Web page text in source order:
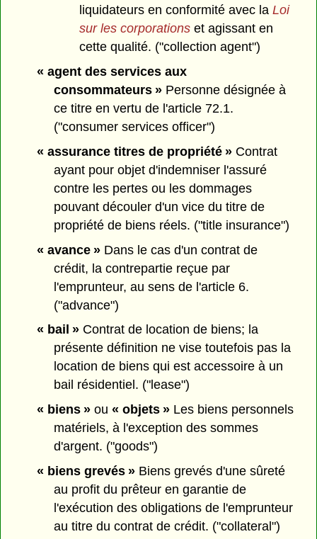
liquidateurs en conformité avec la Loi
sur les corporationset agissant en
cette qualité. ("collection agent")
« agent des services aux
consommateurs » Personne désignée à
ce titre en vertu de l'article 72.1.
("consumer services officer")
« assurance titres de propriété »Contrat
ayant pour objet d'indemniser l'assuré
contre les pertes ou les dommages
pouvant découler d'un vice du titre de
propriété de biens réels. ("title insurance")
« avance »Dans le cas d'un contrat de
crédit, la contrepartie reçue par
l'emprunteur, au sens de l'article 6.
("advance")
« bail »Contrat de location de biens; la
présente définition ne vise toutefois pas la
location de biens qui est accessoire à un
bail résidentiel. ("lease")
« biens »ou « objets »Les biens personnels
matériels, à l'exception des sommes
d'argent. ("goods")
« biens grevés »Biens grevés d'une sûreté
au profit du prêteur en garantie de
l'exécution des obligations de l'emprunteur
au titre du contrat de crédit. ("collateral")